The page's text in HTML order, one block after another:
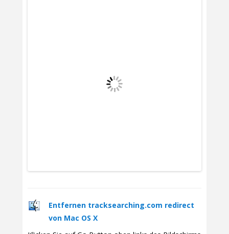
Entfernen tracksearching.com redirect
von Mac OS X